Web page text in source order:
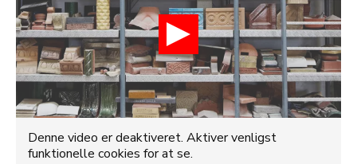
Denne video er deaktiveret. Aktiver venligst
funktionelle cookies for at se.